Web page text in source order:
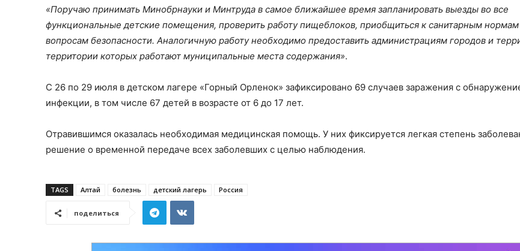
«Поручаю принимать Минобрнауки и Минтруда в самое ближайшее время запланировать выезды во все
функциональные детские помещения, проверить работу пищеблоков, приобщиться к санитарным
вопросам безопасности. Аналогичную работу необходимо предоставить администрациям городов и
территории которых работают муниципальные места содержания».
С 26 по 29 июля в детском лагере «Горный Орленок» зафиксировано 69 случаев заражения с
инфекции, в том числе 67 детей в возрасте от 6 до 17 лет.
Отравившимся оказалась необходимая медицинская помощь. У них фиксируется легкая степень
решение о временной передаче всех заболевших с целью наблюдения.
TAGS Алтай болезнь детский лагерь Россия
поделиться